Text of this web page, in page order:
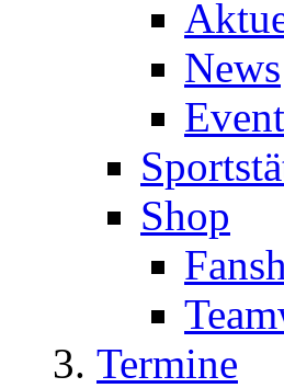
News
Shop
Termine